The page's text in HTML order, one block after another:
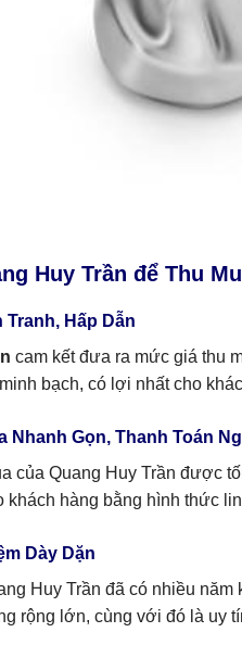
Huy Trần để Thu
Tranh, Hấp Dẫn
cam kết đưa ra mức giá thu
bạch, có lợi nhất cho
Nhanh Gọn, Thanh Toán
của Quang Huy Trần được
khách hàng bằng hình thức
Dày Dặn
Huy Trần đã có nhiều
rộng lớn, cùng với đó là uy